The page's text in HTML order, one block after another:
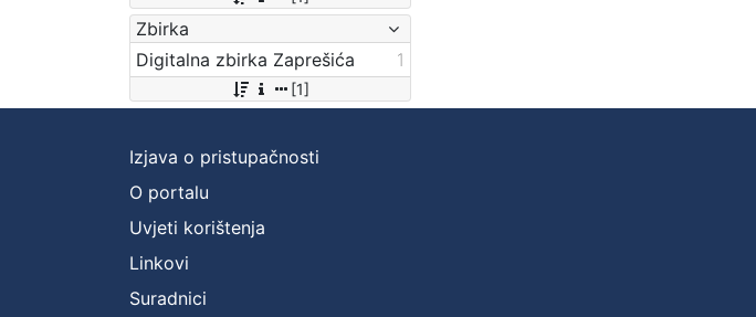
Zbirka
Digitalna zbirka Zaprešića
1
[1]
Izjava o pristupačnosti
O portalu
Uvjeti korištenja
Linkovi
Suradnici